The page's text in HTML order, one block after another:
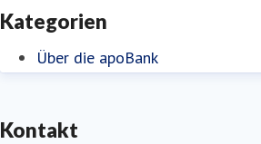
Kategorien
Über die apoBank
Kontakt